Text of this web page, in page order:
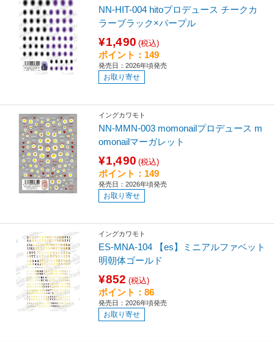
NN-HIT-004 hitoプロデュース チークカ
ラーブラック×パープル
¥1,490 (税込)
ポイント：149
発売日：2026年頃発売
お取り寄せ
イングカワモト
NN-MMN-003 momonailプロデュース m
omonailマーガレット
¥1,490 (税込)
ポイント：149
発売日：2026年頃発売
お取り寄せ
イングカワモト
ES-MNA-104 【es】ミニアルファベット
明朝体ゴールド
¥852 (税込)
ポイント：86
発売日：2026年頃発売
お取り寄せ